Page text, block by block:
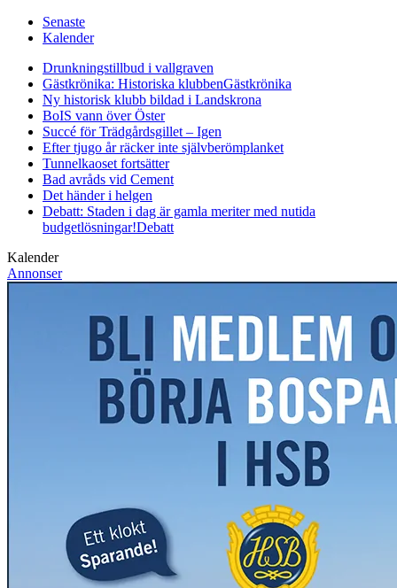
Senaste
Kalender
Drunkningstillbud i vallgraven
Gästkrönika: Historiska klubbenGästkrönika
Ny historisk klubb bildad i Landskrona
BoIS vann över Öster
Succé för Trädgårdsgillet – Igen
Efter tjugo år räcker inte självberömplanket
Tunnelkaoset fortsätter
Bad avråds vid Cement
Det händer i helgen
Debatt: Staden i dag är gamla meriter med nutida
budgetlösningar!Debatt
Kalender
Annonser